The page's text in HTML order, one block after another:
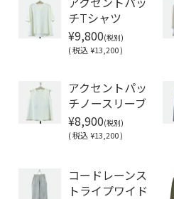
アクセントパッ
チTシャツ
¥9,800(税別)
(税込¥13,200 )
アクセントパッ
チノースリーブ
¥8,900(税別)
(税込¥13,200 )
コードレーンス
トライプワイド